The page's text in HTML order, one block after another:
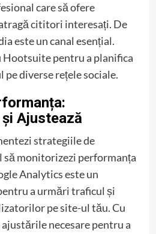
care să ofere
cititori interesați. De
este un canal esențial.
pentru a planifica
diverse rețele sociale.
Ajustează
strategiile de
să monitorizezi performanța
Analytics este un
a urmări traficul și
pe site-ul tău. Cu
necesare pentru a